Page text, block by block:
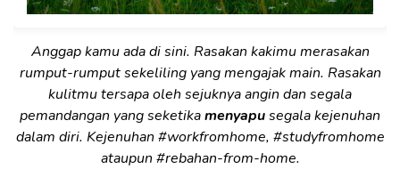
Anggap kamu ada di sini. Rasakan kakimu merasakan
rumput-rumput sekeliling yang mengajak main. Rasakan
kulitmu tersapa oleh sejuknya angin dan segala
pemandangan yang seketikamenyapusegala kejenuhan
dalam diri. Kejenuhan #workfromhome, #studyfromhome
ataupun #rebahan-from-home.